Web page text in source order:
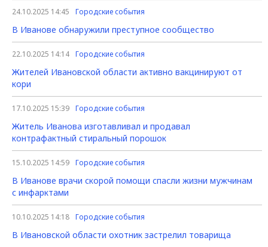
24.10.2025 14:45 Городские события
В Иванове обнаружили преступное сообщество
22.10.2025 14:14 Городские события
Жителей Ивановской области активно вакцинируют от
кори
17.10.2025 15:39 Городские события
Житель Иванова изготавливал и продавал
контрафактный стиральный порошок
15.10.2025 14:59 Городские события
В Иванове врачи скорой помощи спасли жизни мужчинам
с инфарктами
10.10.2025 14:18 Городские события
В Ивановской области охотник застрелил товарища